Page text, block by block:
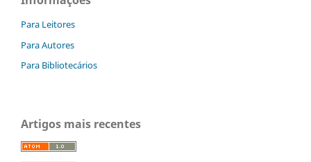
Para Leitores
Para Autores
Para Bibliotecários
Artigos mais recentes